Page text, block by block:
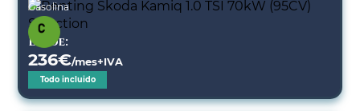
Gasolina
Desde:
236€/mes+IVA
Todo incluido